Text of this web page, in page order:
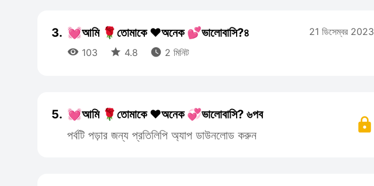
3. 💓আমি 🌹তোমাকে ❤️অনেক 💕ভালোবাসি?৪
 103  4.8  2 মিনিট
21 ডিসেম্বর 2023
5. 💓আমি 🌹তোমাকে ❤️অনেক 💞ভালোবাসি? ৬পব
পর্বটি পড়ার জন্য প্রতিলিপি অ্যাপ ডাউনলোড করুন